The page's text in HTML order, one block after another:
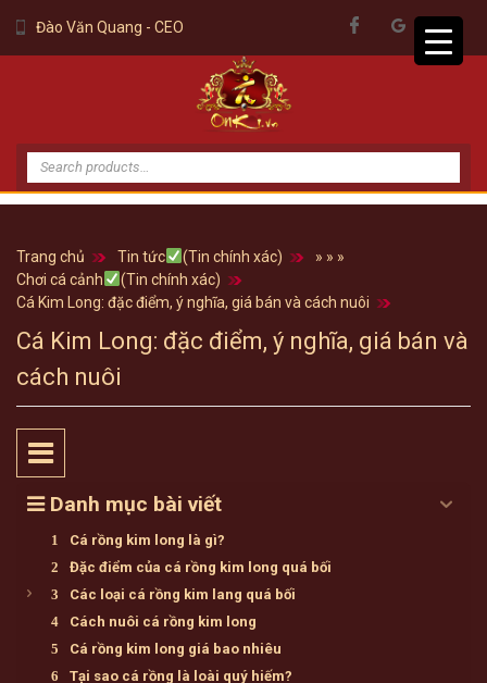
Đào Văn Quang - CEO
Tìm
kiếm:
Trang chủ »
Tin tức (Tin chính xác)
»
Chơi cá cảnh
(Tin chính xác)
»
Cá Kim Long: đặc điểm, ý nghĩa, giá bán và cách nuôi
Cá Kim Long: đặc điểm, ý nghĩa, giá bán và
cách nuôi
Danh mục bài viết
Cá rồng kim long là gì?
Đặc điểm của cá rồng kim long quá bối
Các loại cá rồng kim lang quá bối
Cách nuôi cá rồng kim long
Cá rồng kim long giá bao nhiêu
Tại sao cá rồng là loài quý hiếm?